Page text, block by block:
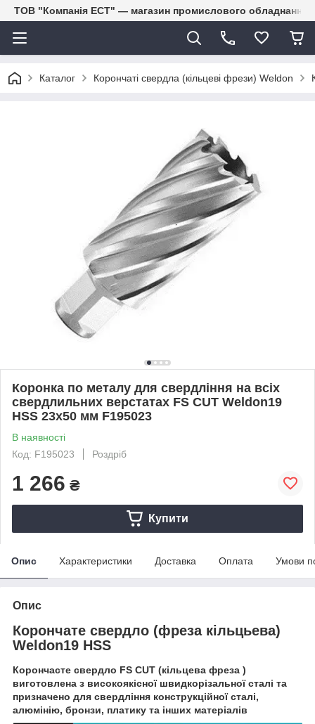
ТОВ "Компанія ЕСТ" — магазин промислового обладнання
Каталог Корончаті свердла (кільцеві фрези) Weldon
Коронка по металу для свердління на всіх
свердлильних верстатах FS CUT Weldon19
HSS 23x50 мм F195023
В наявності
Код: F195023
Роздріб
1 266 ₴
Купити
Опис Характеристики Доставка Оплата Умови
Опис
Корончате свердло (фреза кільцьева)
Weldon19 HSS
Корончасте свердло FS CUT (кільцева фреза )
виготовлена з високоякісної швидкорізальної сталі та
призначено для свердління конструкційної сталі,
алюмінію, бронзи, платику та інших матеріалів